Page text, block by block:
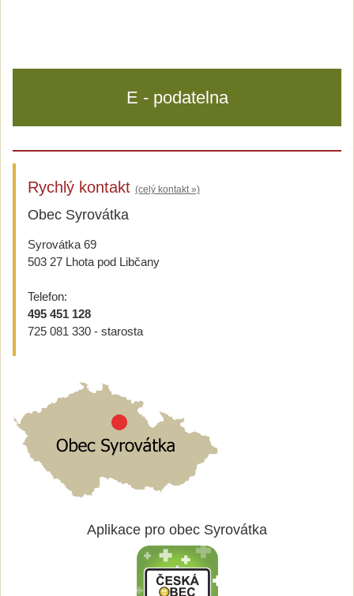
E - podatelna
Rychlý kontakt (celý kontakt »)
Obec Syrovátka
Syrovátka 69
503 27 Lhota pod Libčany
Telefon:
495 451 128
725 081 330 - starosta
Aplikace pro obec Syrovátka